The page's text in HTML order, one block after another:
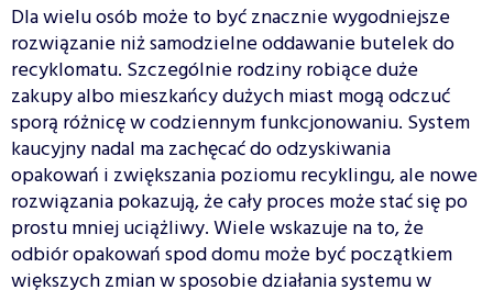
Dla wielu osób może to być znacznie wygodniejsze
rozwiązanie niż samodzielne oddawanie butelek do
recyklomatu. Szczególnie rodziny robiące duże
zakupy albo mieszkańcy dużych miast mogą odczuć
sporą różnicę w codziennym funkcjonowaniu. System
kaucyjny nadal ma zachęcać do odzyskiwania
opakowań i zwiększania poziomu recyklingu, ale nowe
rozwiązania pokazują, że cały proces może stać się po
prostu mniej uciążliwy. Wiele wskazuje na to, że
odbiór opakowań spod domu może być początkiem
większych zmian w sposobie działania systemu w